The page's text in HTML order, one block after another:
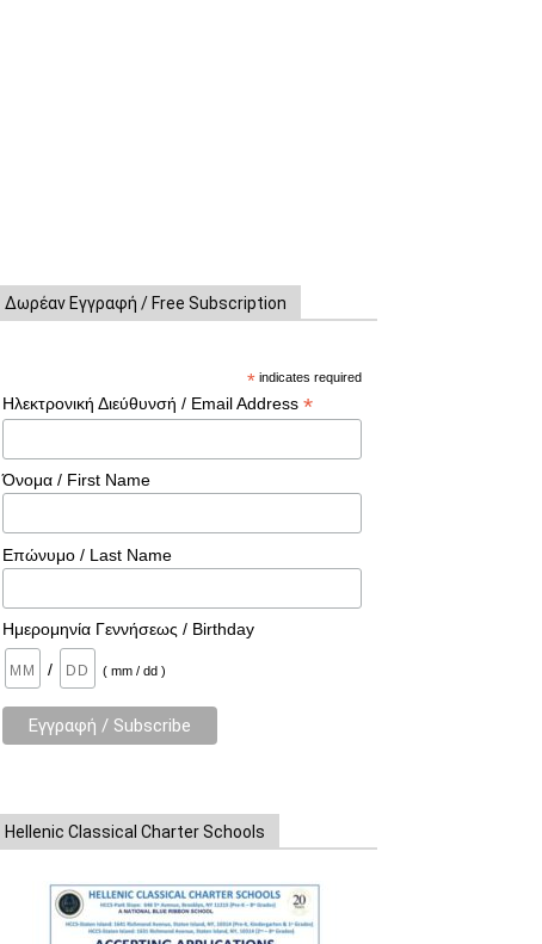
Δωρέαν Εγγραφή / Free Subscription
* indicates required
Ηλεκτρονική Διεύθυνσή / Email Address *
Όνομα / First Name
Επώνυμο / Last Name
Ημερομηνία Γεννήσεως / Birthday
/ ( mm / dd )
Hellenic Classical Charter Schools